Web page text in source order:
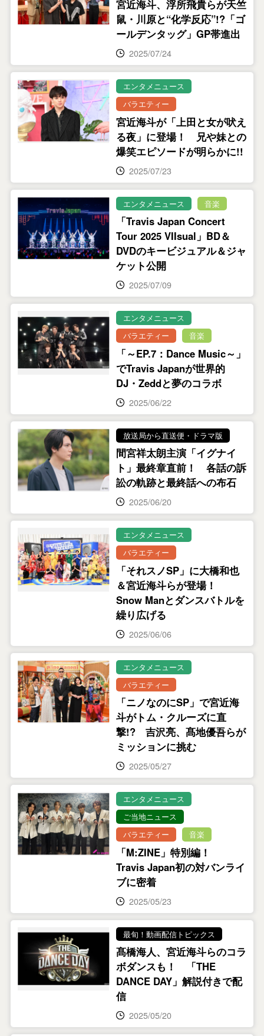
宮近海斗、浮所飛貴らが天竺
鼠・川原と“化学反応”!?「ゴ
ールデンタッグ」GP帯進出
2025/07/24
エンタメニュース
バラエティー
宮近海斗が「上田と女が吠え
る夜」に登場！ 兄や妹との
爆笑エピソードが明らかに!!
2025/07/23
エンタメニュース 音楽
「Travis Japan Concert
Tour 2025 VIIsual」BD＆
DVDのキービジュアル＆ジャ
ケット公開
2025/07/09
エンタメニュース
バラエティー
音楽
「～EP.7：Dance Music～」
でTravis Japanが世界的
DJ・Zeddと夢のコラボ
2025/06/22
放送局から直送便・ドラマ版
間宮祥太朗主演「イグナイ
ト」最終章直前！ 各話の訴
訟の軌跡と最終話への布石
2025/06/20
エンタメニュース
バラエティー
「それスノSP」に大橋和也
＆宮近海斗らが登場！
Snow Manとダンスバトルを
繰り広げる
2025/06/06
エンタメニュース
バラエティー
「ニノなのにSP」で宮近海
斗がトム・クルーズに直
撃!? 吉沢亮、髙地優吾らが
ミッションに挑む
2025/05/27
エンタメニュース
ご当地ニュース
バラエティー
音楽
「M:ZINE」特別編！
Travis Japan初の対バンライ
ブに密着
2025/05/23
最旬！動画配信トピックス
髙橋海人、宮近海斗らのコラ
ボダンスも！ 「THE
DANCE DAY」解説付きで配
信
2025/05/20